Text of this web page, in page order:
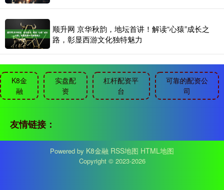
顺升网 京华秋韵，地坛首讲！解读“心猿”成长之
路，彰显西游文化独特魅力
K8金
融
实盘配
资
杠杆配资平
台
可靠的配资公
司
友情链接：
Powered by K8金融 RSS地图 HTML地图
Copyright © 2023-2026